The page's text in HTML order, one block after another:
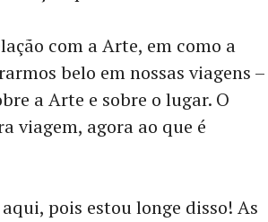
com a Arte, em como a
belo em nossas viagens –
a Arte e sobre o lugar. O
viagem, agora ao que é
pois estou longe disso! As